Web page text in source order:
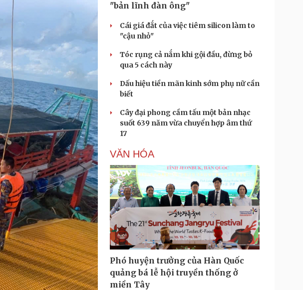
Săn Tour
Đọc truyện đêm khuya
Cửa sổ tình yêu
Kể chuyện cho bé
"bản lĩnh đàn ông"
Cái giá đắt của việc tiêm silicon làm to
"cậu nhỏ"
Tóc rụng cả nắm khi gội đầu, đừng bỏ
qua 5 cách này
Dấu hiệu tiền mãn kinh sớm phụ nữ cần
biết
Cây đại phong cầm tấu một bản nhạc
suốt 639 năm vừa chuyển hợp âm thứ
17
VĂN HÓA
Phó huyện trưởng của Hàn Quốc
quảng bá lễ hội truyền thống ở
miền Tây